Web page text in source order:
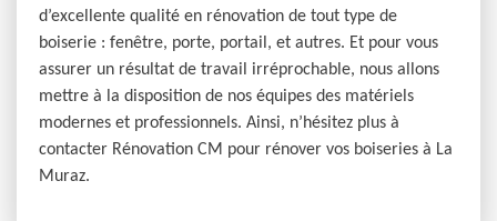
d’excellente qualité en rénovation de tout type de
boiserie : fenêtre, porte, portail, et autres. Et pour vous
assurer un résultat de travail irréprochable, nous allons
mettre à la disposition de nos équipes des matériels
modernes et professionnels. Ainsi, n’hésitez plus à
contacter Rénovation CM pour rénover vos boiseries à La
Muraz.